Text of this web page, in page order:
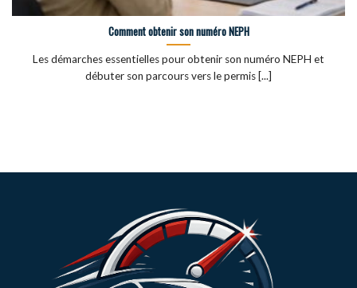
Comment obtenir son numéro NEPH
Les démarches essentielles pour obtenir son numéro NEPH et
débuter son parcours vers le permis [...]